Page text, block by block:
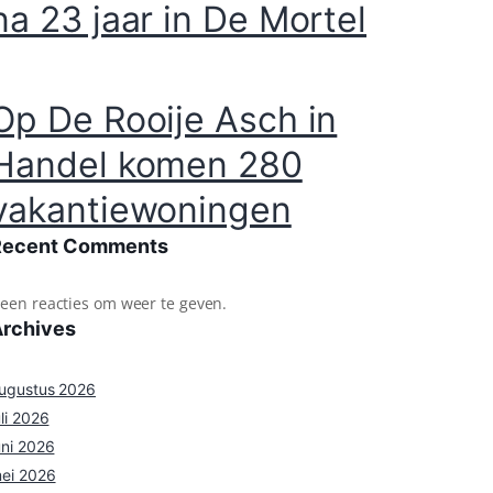
23 jaar in De Mortel
De Rooije Asch in
komen 280
Comments
reacties om weer te geven.
2026
2026
2026
2026